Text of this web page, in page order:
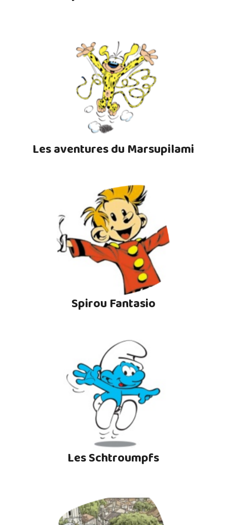
Les aventures du Marsupilami
Spirou Fantasio
Les Schtroumpfs